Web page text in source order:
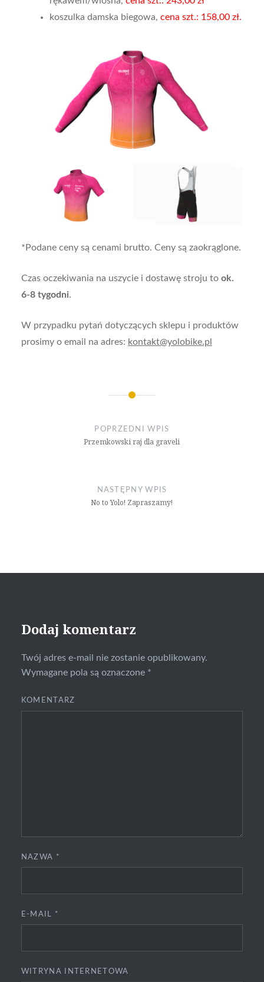
koszulka damska biegowa, cena szt.: 158,00 zł.
*Podane ceny są cenami brutto. Ceny są zaokrąglone.
Czas oczekiwania na uszycie i dostawę stroju to ok.
6-8 tygodni.
W przypadku pytań dotyczących sklepu i produktów
prosimy o email na adres: kontakt@yolobike.pl
POPRZEDNI WPIS
Przemkowski raj dla graveli
NASTĘPNY WPIS
No to Yolo! Zapraszamy!
Dodaj komentarz
Twój adres e-mail nie zostanie opublikowany.
Wymagane pola są oznaczone *
KOMENTARZ
NAZWA *
E-MAIL *
WITRYNA INTERNETOWA